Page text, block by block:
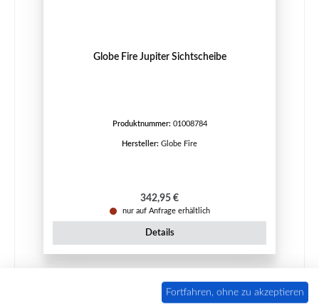
Globe Fire Jupiter Sichtscheibe
Produktnummer: 01008784
Hersteller: Globe Fire
Regulärer Preis:
342,95 €
nur auf Anfrage erhältlich
Details
Fortfahren, ohne zu akzeptieren